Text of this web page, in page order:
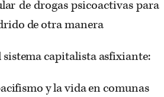
de drogas psicoactivas para
de otra manera
capitalista asfixiante:
y la vida en comunas